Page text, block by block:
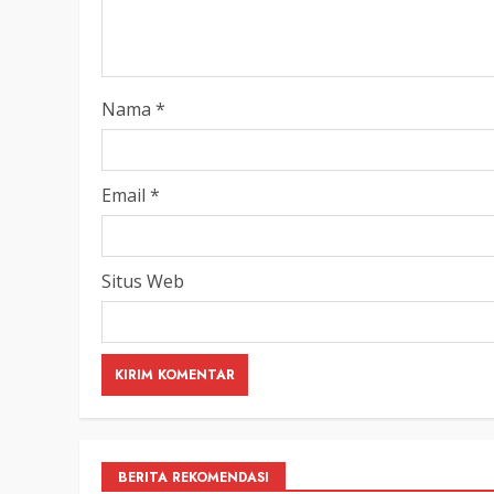
Nama *
Email *
Situs Web
BERITA REKOMENDASI
Halaman DPRD Rayakan
SENO 18 OKTOBER 2025